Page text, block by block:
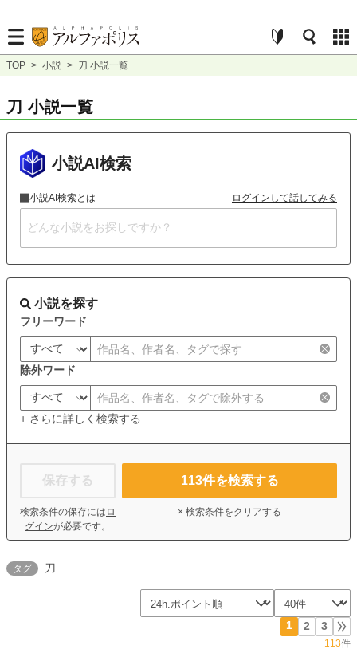
TOP > 小説 > 刀 小説一覧
刀 小説一覧
小説AI検索
小説AI検索とは ログインして話してみる
小説を探す
フリーワード
除外ワード
+ さらに詳しく検索する
保存する
検索条件の保存には ロ
グインが必要です。
113件を検索する
× 検索条件をクリアする
タグ 刀
1 2 3
113件